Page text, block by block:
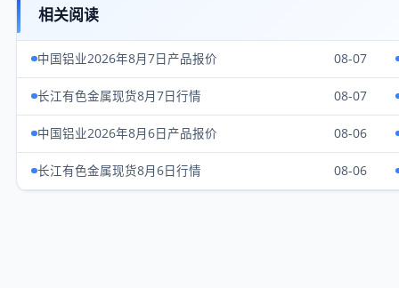
相关阅读
中国铝业2026年8月7日产品报价 08-07
长江有色金属现货8月7日行情 08-07
中国铝业2026年8月6日产品报价 08-06
长江有色金属现货8月6日行情 08-06